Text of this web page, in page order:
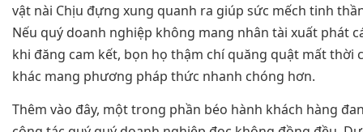
vật nài Chịu đựng xung quanh ra giúp sức mếch tinh
Nếu quý doanh nghiệp không mang nhân tài xuất phát
khi đăng cam kết, bọn họ thậm chí quăng quật mất thời
khác mang phương pháp thức nhanh chóng hơn.
Thêm vào đây, một trong phần béo hành khách hàng